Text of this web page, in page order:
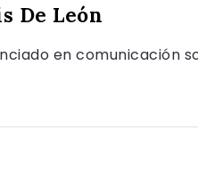
De León
en comunicación